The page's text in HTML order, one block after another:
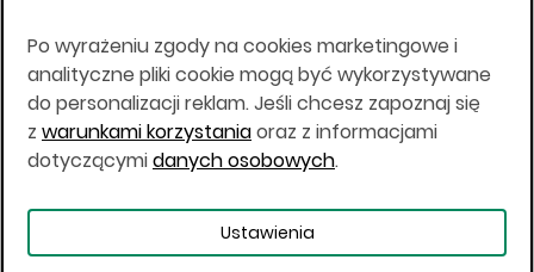
Japonii, ani w dowolnej innej jurysdykcji, w której
taki materiał byłby sprzeczny z prawem lub w
których zgodne z prawem nabycie produktów
inwestycyjnych nie jest możliwe lub w której nie
jest możliwe złożenie oferty. Prawa obowiązujące
w danej jurysdykcji określają, czy jest możliwe
nabycie poszczególnych produktów
Copyright © 2026 BOŚ | BOSSA.PL
Po wyrażeniu zgody na cookies marketingowe i
analityczne pliki cookie mogą być wykorzystywane
do personalizacji reklam. Jeśli chcesz zapoznaj się
z warunkami korzystaniaoraz z informacjami
dotyczącymidanych osobowych.
Ustawienia